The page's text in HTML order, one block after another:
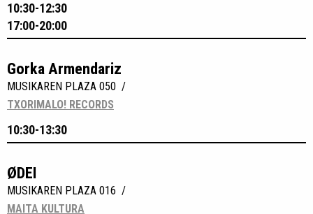
10:30-12:30
17:00-20:00
Gorka Armendariz
MUSIKAREN PLAZA 050 /
TXORIMALO! RECORDS
10:30-13:30
ØDEI
MUSIKAREN PLAZA 016 /
MAITA KULTURA